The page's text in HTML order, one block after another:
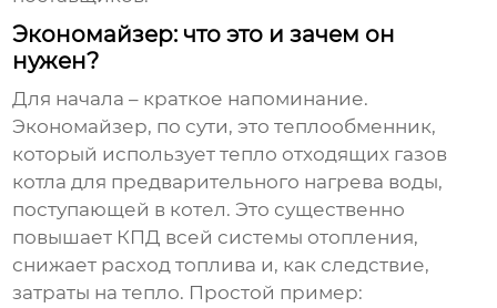
Экономайзер: что это и зачем он
нужен?
Для начала – краткое напоминание.
Экономайзер, по сути, это теплообменник,
который использует тепло отходящих газов
котла для предварительного нагрева воды,
поступающей в котел. Это существенно
повышает КПД всей системы отопления,
снижает расход топлива и, как следствие,
затраты на тепло. Простой пример: